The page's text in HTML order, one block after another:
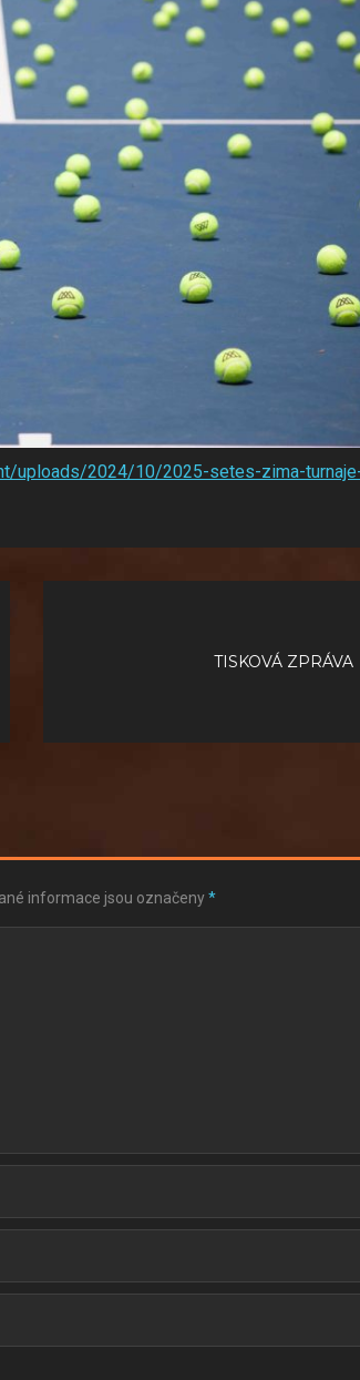
uploads/2024/10/2025-setes-zima-
TISKOVÁ ZPRÁVA
informace jsou označeny*